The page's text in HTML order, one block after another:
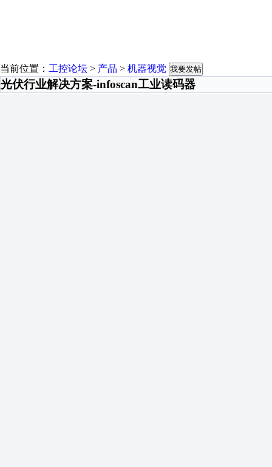
当前位置： 工控论坛 > 产品 > 机器视觉 我要发帖
光伏行业解决方案-infoscan工业读码器